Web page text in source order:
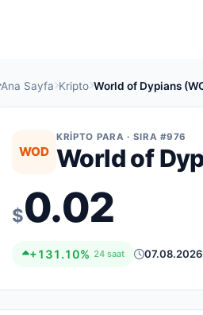
Ana Sayfa Kripto World of Dypians
WOD
KRIPTO PARA · SIRA #976
World of
$0.02
+131.10% 24 saat 07.08.2026